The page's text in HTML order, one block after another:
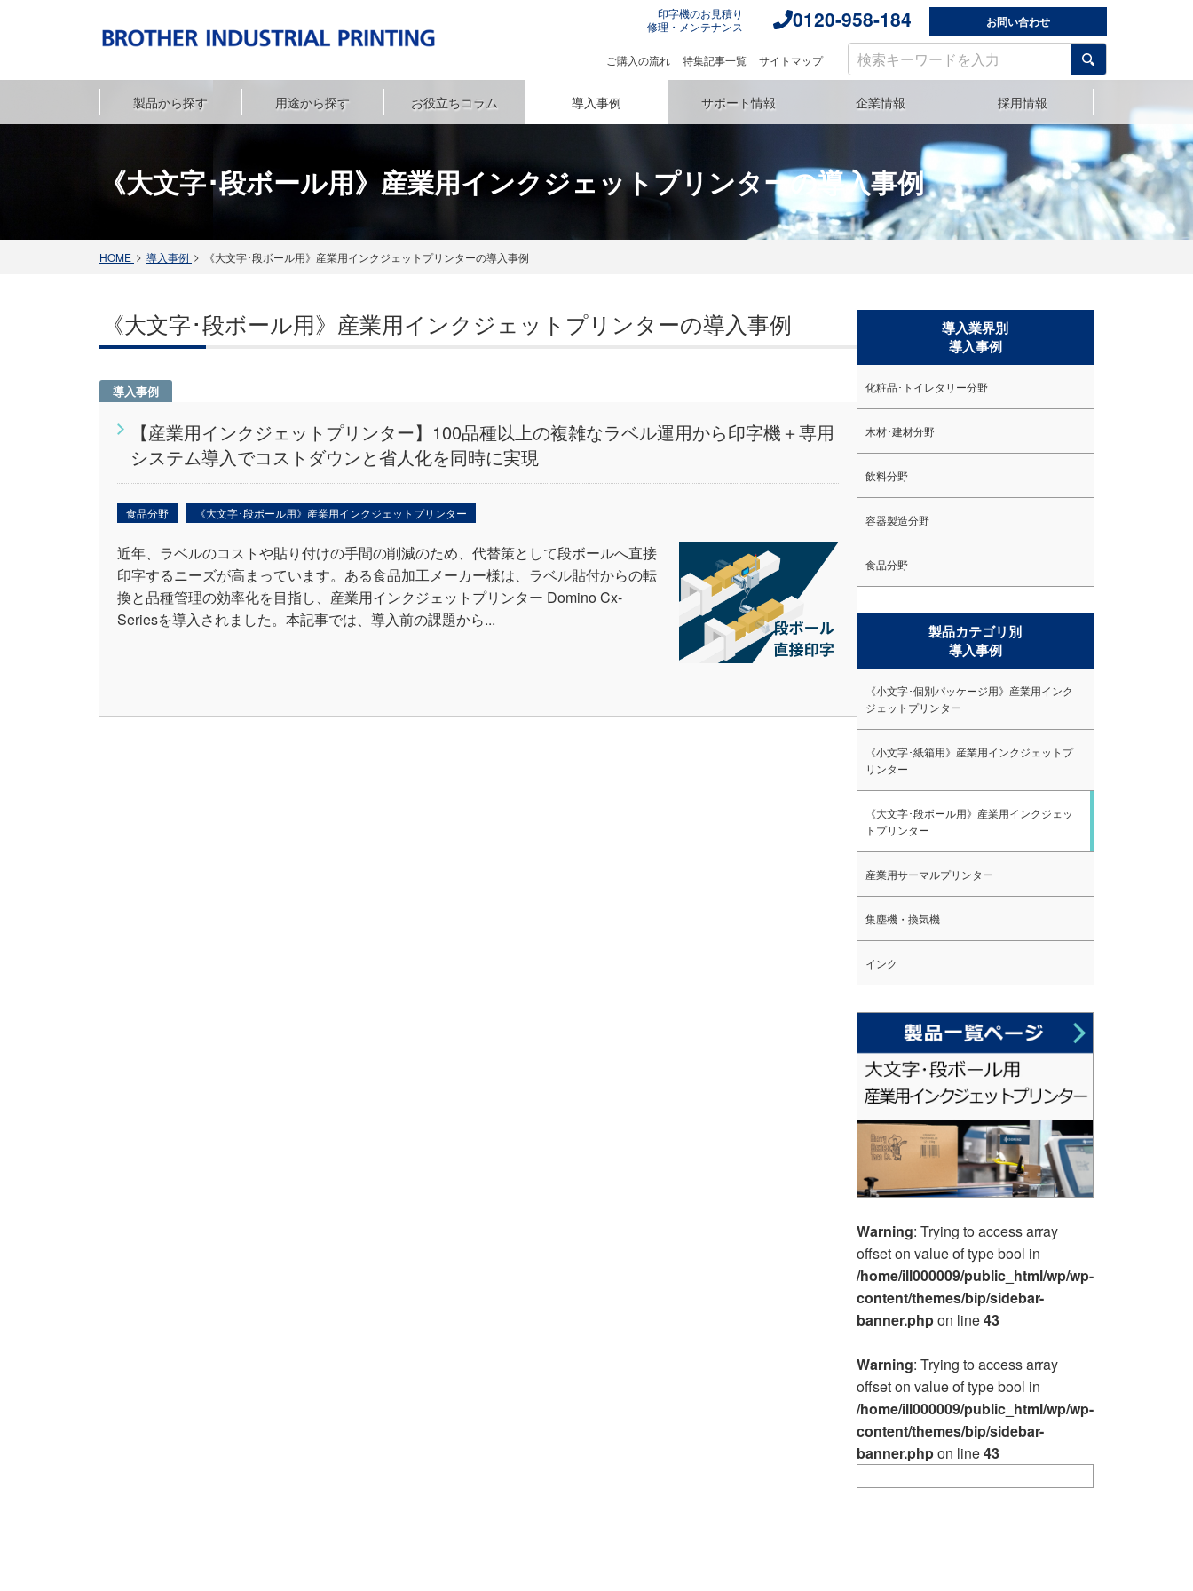
サ
イ
ト
内
索:
ご購入の流れ 特集記事一覧 サイトマップ
印字機のお見積り
修理・メンテナンス
0120-958-184 お問い合わせ
製品から探す 用途から探す お役立ちコラム 導入事例 サポート情報 企業情報 採用情報
《大文字･段ボール用》産業用インクジェットプリンターの導入事例
HOME 導入事例 《大文字･段ボール用》産業用インクジェットプリンターの導入事例
《大文字･段ボール用》産業用インクジェットプリンターの導入事例
【産業用インクジェットプリンター】100品種以上の複雑なラベル運用から印字機＋専用
システム導入でコストダウンと省人化を同時に実現
導入事例
食品分野 《大文字･段ボール用》産業用インクジェットプリンター
近年、ラベルのコストや貼り付けの手間の削減のため、代替策として段ボールへ直接
印字するニーズが高まっています。ある食品加工メーカー様は、ラベル貼付からの転
換と品種管理の効率化を目指し、産業用インクジェットプリンター Domino Cx-
Seriesを導入されました。本記事では、導入前の課題から...
導入業界別
導入事例
化粧品･トイレタリー分野
木材･建材分野
飲料分野
容器製造分野
食品分野
製品カテゴリ別
導入事例
《小文字･個別パッケージ用》産業用インク
ジェットプリンター
《小文字･紙箱用》産業用インクジェットプ
リンター
《大文字･段ボール用》産業用インクジェッ
トプリンター
産業用サーマルプリンター
集塵機・換気機
インク
Warning: Trying to access array
offset on value of type bool in
/home/ill000009/public_html/wp/wp-
content/themes/bip/sidebar-
banner.phpon line43
Warning: Trying to access array
offset on value of type bool in
/home/ill000009/public_html/wp/wp-
content/themes/bip/sidebar-
banner.phpon line43